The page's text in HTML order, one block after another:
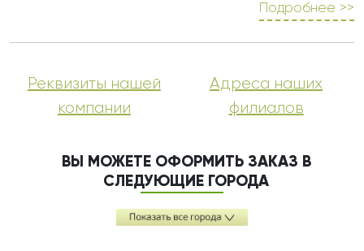
Подробнее >>
Реквизиты нашей
компании
Адреса наших
филиалов
ВЫ МОЖЕТЕ ОФОРМИТЬ ЗАКАЗ В
СЛЕДУЮЩИЕ ГОРОДА